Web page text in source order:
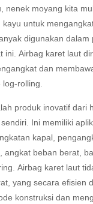
nenek moyang kita
untuk
digunakan dalam
ini. Airbag karet laut
dan
rolling.
produk inovatif dari
Ini memiliki
kapal,
angkat beban berat,
Airbag karet laut
yang secara efisien
konstruksi dan